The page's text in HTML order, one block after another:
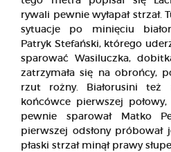
rywali pewnie wyłapał
sytuacje po minięciu
Patryk Stefański, którego
sparować Wasiluczka,
zatrzymała się na obrońcy,
rzut rożny. Białorusini
końcówce pierwszej
pewnie sparował Matko
pierwszej odsłony próbował
płaski strzał minął prawy